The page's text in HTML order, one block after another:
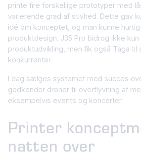
printe fire forskellige prototyper med
varierende grad af stivhed. Dette gav
idé om konceptet, og man kunne
produktdesign. J35 Pro bidrog ikke
produktudvikling, men fik også Taga til
konkurrenter.
I dag sælges systemet med succes
godkender droner til overflyvning af
eksempelvis events og koncerter.
Printer
natten over